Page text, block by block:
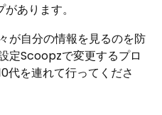
あります。
が自分の情報を見るのを防
定Scoopzで変更するプロ
代を連れて行ってくださ